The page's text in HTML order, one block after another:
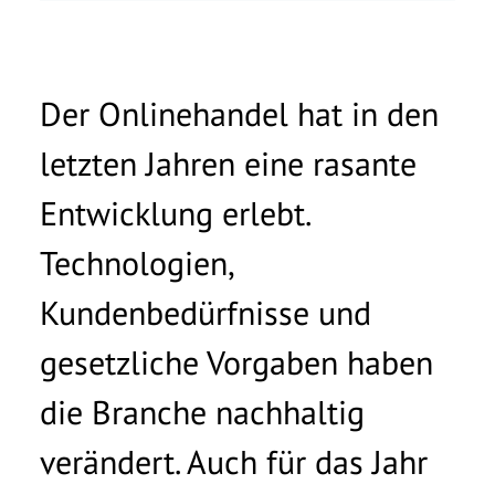
Der Onlinehandel hat in den
letzten Jahren eine rasante
Entwicklung erlebt.
Technologien,
Kundenbedürfnisse und
gesetzliche Vorgaben haben
die Branche nachhaltig
verändert. Auch für das Jahr
Telefonnummer
Ich möchte von der basecom GmbH & Co. KG zu
werblichen Zwecken per E-Mail kontaktiert
werden und willige ein, dass meine Daten an
andere Gesellschaften der basecom-Gruppe
weitergeleitet werden. Diese Einwilligung kann
info@basecom.de
widerrufen. DieDatenschutzerklärung
habe ich